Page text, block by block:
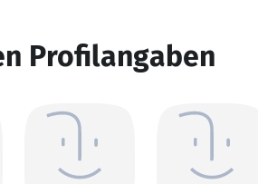
Profilangaben